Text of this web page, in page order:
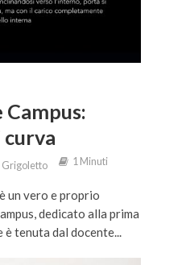
Grigoletto 1 Minuti
un vero e proprio
dedicato alla prima
è tenuta dal docente...